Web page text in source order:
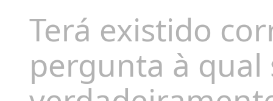
Terá existido
pergunta à